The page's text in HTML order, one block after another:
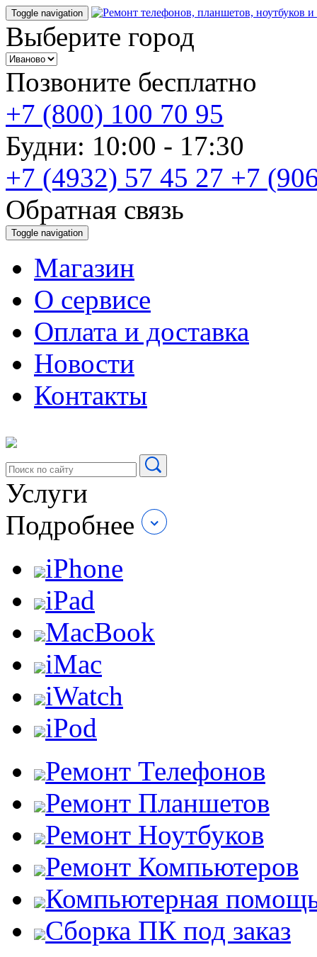
Toggle navigation
Выберите город
Позвоните бесплатно
+7 (800) 100 70 95
Будни: 10:00 - 17:30
+7 (4932) 57 45 27 +7
Обратная связь
Toggle navigation
Магазин
О cервисе
Оплата и доставка
Новости
Контакты
Услуги
Подробнее
iPhone
iPad
MacBook
iMac
iWatch
iPod
Ремонт Телефонов
Ремонт Планшетов
Ремонт Ноутбуков
Ремонт Компьютеров
Компьютерная
Сборка ПК под заказ